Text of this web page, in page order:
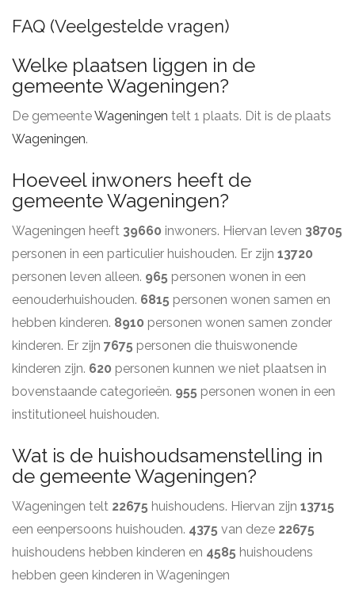
FAQ (Veelgestelde vragen)
Welke plaatsen liggen in de
gemeente Wageningen?
De gemeenteWageningen telt 1 plaats. Dit is de plaats
Wageningen.
Hoeveel inwoners heeft de
gemeente Wageningen?
Wageningen heeft 39660 inwoners. Hiervan leven 38705
personen in een particulier huishouden. Er zijn 13720
personen leven alleen. 965 personen wonen in een
eenouderhuishouden. 6815 personen wonen samen en
hebben kinderen. 8910 personen wonen samen zonder
kinderen. Er zijn 7675 personen die thuiswonende
kinderen zijn. 620 personen kunnen we niet plaatsen in
bovenstaande categorieën. 955 personen wonen in een
institutioneel huishouden.
Wat is de huishoudsamenstelling in
de gemeente Wageningen?
Wageningen telt 22675 huishoudens. Hiervan zijn 13715
een eenpersoons huishouden. 4375 van deze 22675
huishoudens hebben kinderen en 4585 huishoudens
hebben geen kinderen in Wageningen